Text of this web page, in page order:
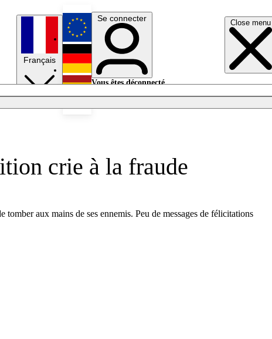
Close menu
Français
English
Deutsch
Se connecter
Vous êtes déconnecté.
crie à la fraude
aux mains de ses ennemis. Peu de messages de félicitations